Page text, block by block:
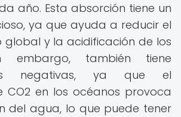
año. Esta absorción tiene un
ya que ayuda a reducir el
global y la acidificación de los
embargo, también tiene
negativas, ya que el
CO2 en los océanos provoca
del agua, lo que puede tener